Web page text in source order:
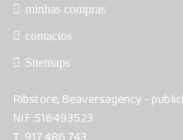
minhas compras
contactos
Sitemaps
Ribstore, Beaversagency -
NIF:516493523